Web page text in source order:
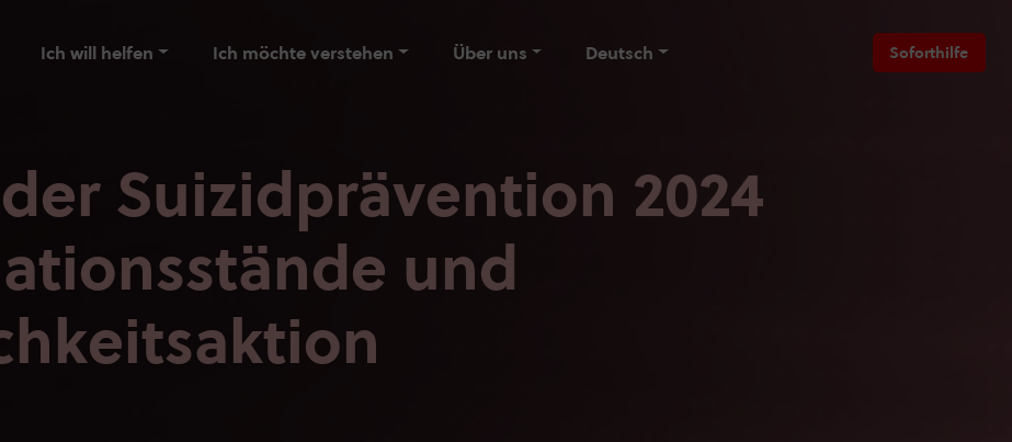
Ich will helfen Ich möchte verstehen Über uns Deutsch Soforthilfe
Suizidprävention 2024
und